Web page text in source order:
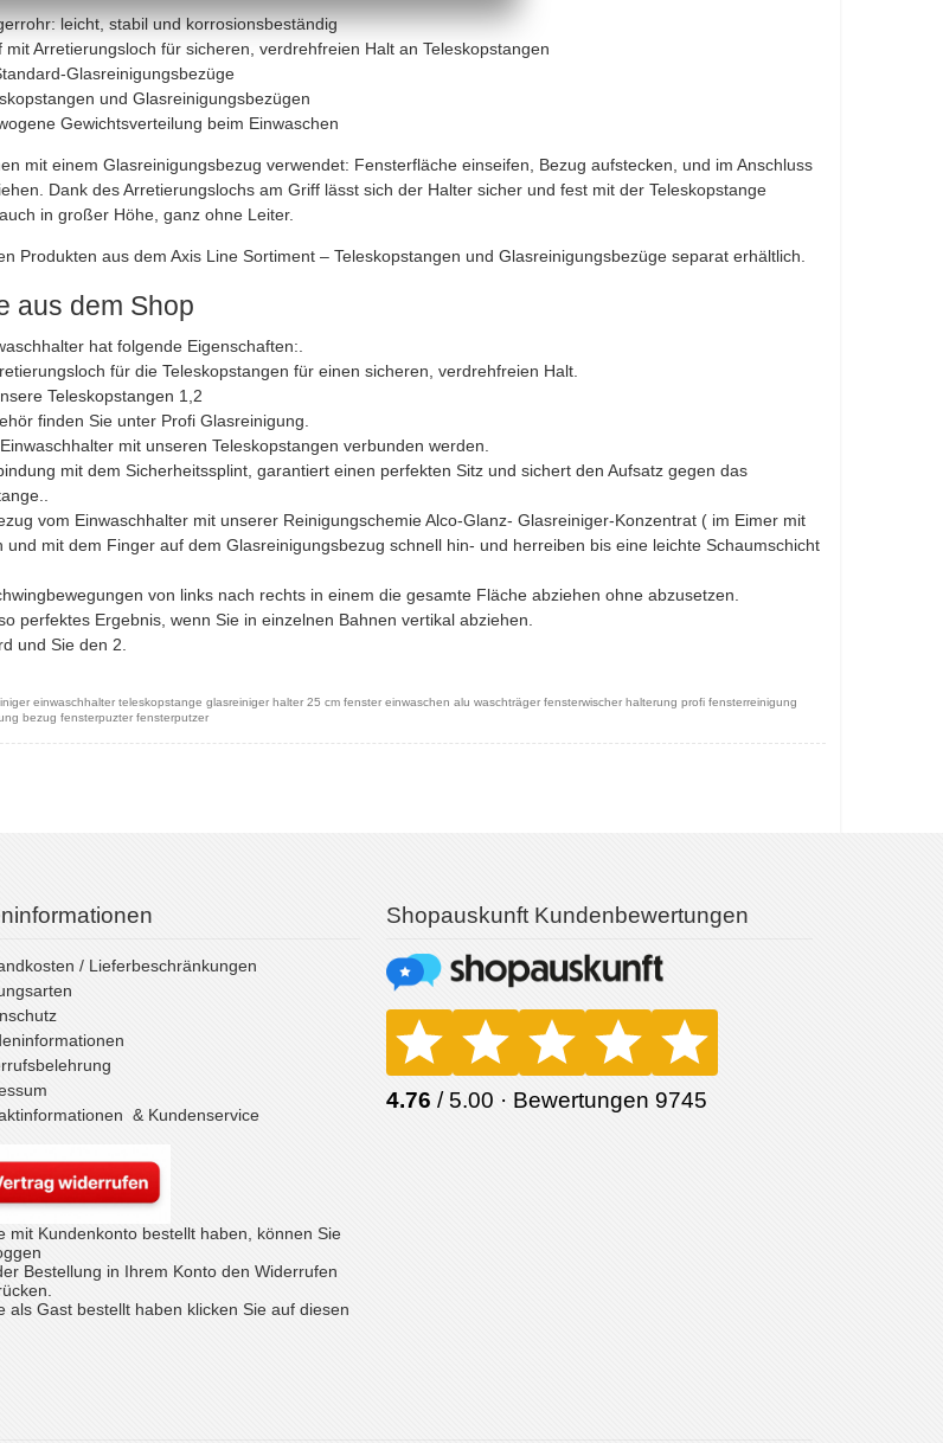
leicht, stabil und korrosionsbeständig
Arretierungsloch für sicheren, verdrehfreien Halt an Teleskopstangen
Glasreinigungsbezüge
und Glasreinigungsbezügen
Gewichtsverteilung beim Einwaschen
mit einem Glasreinigungsbezug verwendet: Fensterfläche einseifen, Bezug aufstecken, und im Anschluss
Dank des Arretierungslochs am Griff lässt sich der Halter sicher und fest mit der Teleskopstange
in großer Höhe, ganz ohne Leiter.
Produkten aus dem Axis Line Sortiment – Teleskopstangen und Glasreinigungsbezüge separat erhältlich.
aus dem Shop
hat folgende Eigenschaften:.
für die Teleskopstangen für einen sicheren, verdrehfreien Halt.
Teleskopstangen 1,2
finden Sie unter Profi Glasreinigung.
mit unseren Teleskopstangen verbunden werden.
mit dem Sicherheitssplint, garantiert einen perfekten Sitz und sichert den Aufsatz gegen das
vom Einwaschhalter mit unserer Reinigungschemie Alco-Glanz- Glasreiniger-Konzentrat ( im Eimer mit
und mit dem Finger auf dem Glasreinigungsbezug schnell hin- und herreiben bis eine leichte Schaumschicht
von links nach rechts in einem die gesamte Fläche abziehen ohne abzusetzen.
perfektes Ergebnis, wenn Sie in einzelnen Bahnen vertikal abziehen.
und Sie den 2.
einwaschhalter teleskopstange glasreiniger halter 25 cm fenster einwaschen alu waschträger fensterwischer halterung profi fensterreinigung
bezug fensterpuzter fensterputzer
/ Lieferbeschränkungen
& Kundenservice
mit Kundenkonto bestellt haben, können Sie
Bestellung in Ihrem Konto den Widerrufen
als Gast bestellt haben klicken Sie auf diesen
Shopauskunft Kundenbewertungen